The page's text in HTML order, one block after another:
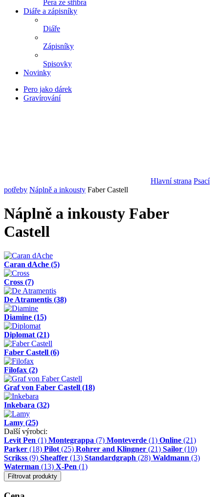
Pera ze stříbra
Diáře a zápisníky
Diáře
Zápisníky
Spisovky
Novinky
Pero jako dárek
Gravírování
Hlavní strana Psací
potřeby Náplně a inkousty Faber Castell
Náplně a inkousty Faber
Castell
Caran dAche (5)
Cross (7)
De Atramentis (38)
Diamine (15)
Diplomat (21)
Faber Castell (6)
Filofax (2)
Graf von Faber Castell (18)
Inkebara (32)
Lamy (25)
Další výrobci:
Levit Pen (1) Montegrappa (7) Monteverde (1) Online (21)
Parker (18) Pilot (25) Rohrer and Klingner (21) Sailor (10)
Scrikss (9) Sheaffer (13) Standardgraph (28) Waldmann (3)
Waterman (13) X-Pen (1)
Filtrovat produkty